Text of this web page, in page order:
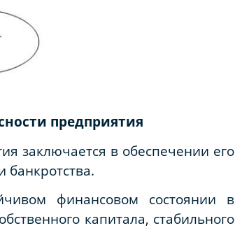
предприятия
заключается в обеспечении его
банкротства.
финансовом состоянии в
капитала, стабильного